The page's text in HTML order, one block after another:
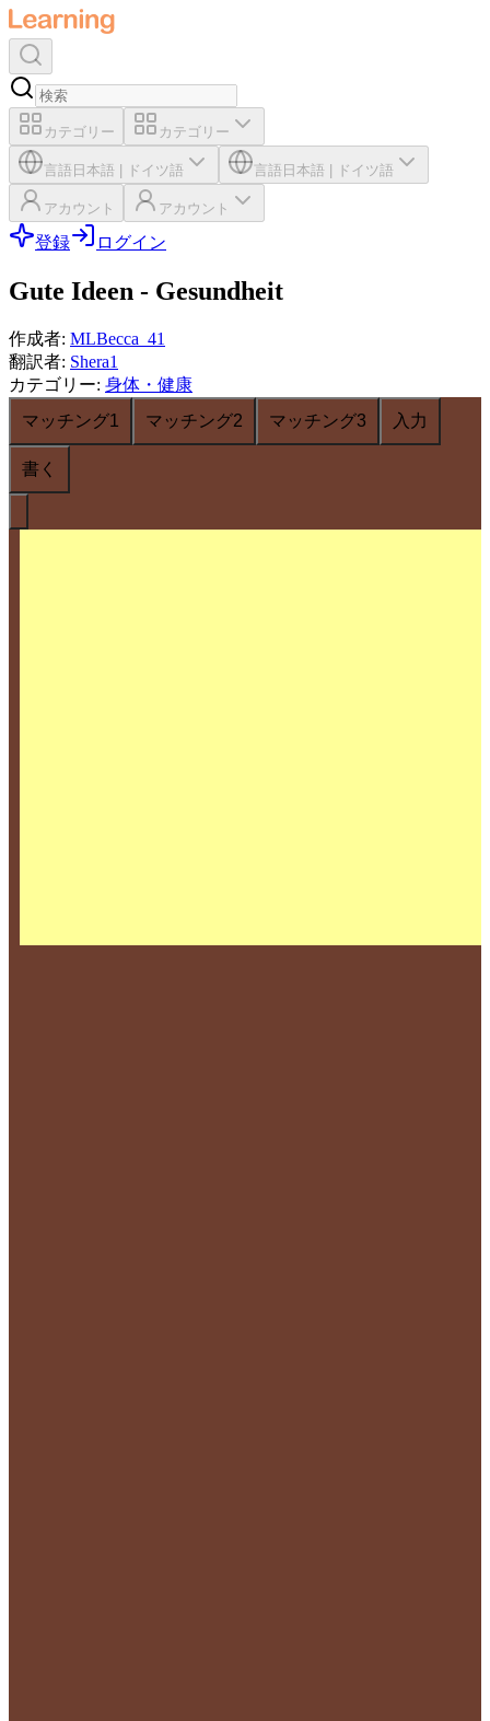
カテゴリー カテゴリー
言語 日本語 ドイツ語 言語 日本語 ドイツ語
アカウント アカウント
登録 ログイン
Gute Ideen - Gesundheit
作成者: MLBecca_41
翻訳者: Shera1
カテゴリー: 身体・健康
マッチング1
マッチング2 マッチング3 入力
書く